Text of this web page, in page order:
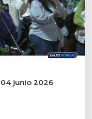
04 junio 2026